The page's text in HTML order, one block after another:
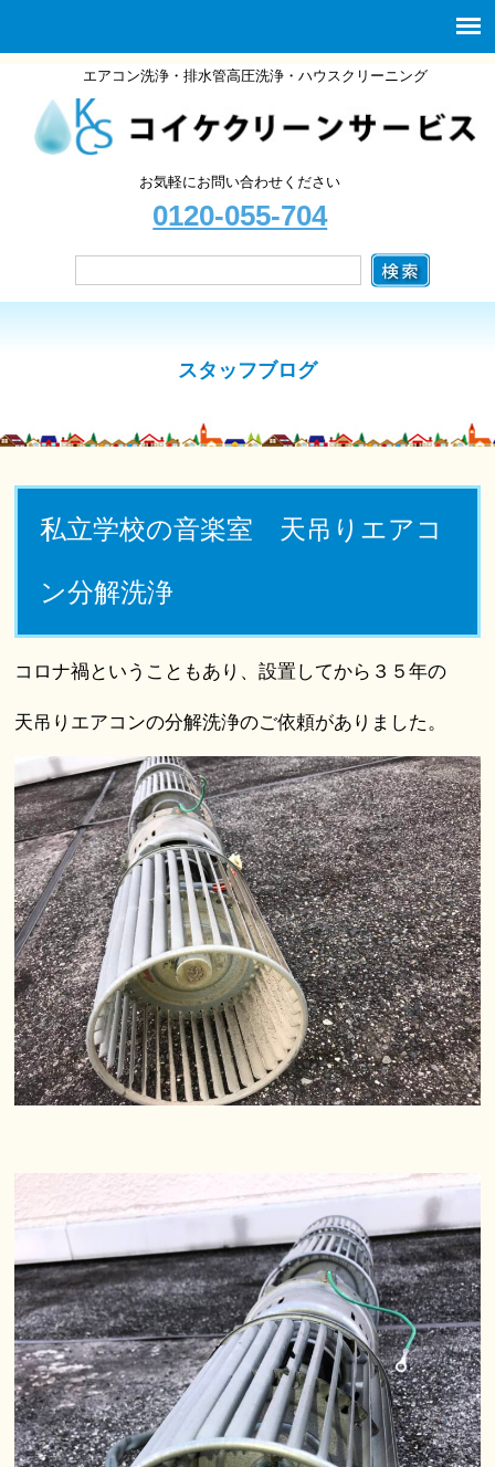
エアコン洗浄・排水管高圧洗浄・ハウスクリーニング
お気軽にお問い合わせください
0120-055-704
スタッフブログ
私立学校の音楽室 天吊りエアコ
ン分解洗浄
コロナ禍ということもあり、設置してから３５年の
天吊りエアコンの分解洗浄のご依頼がありました。